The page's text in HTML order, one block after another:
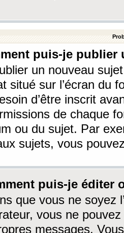
puis-je
un nouveau
situé sur l’écran du
d’être inscrit
de chaque
ou du sujet. Par
sujets, vous
puis-je éditer
que vous ne soyez
vous ne
messages.